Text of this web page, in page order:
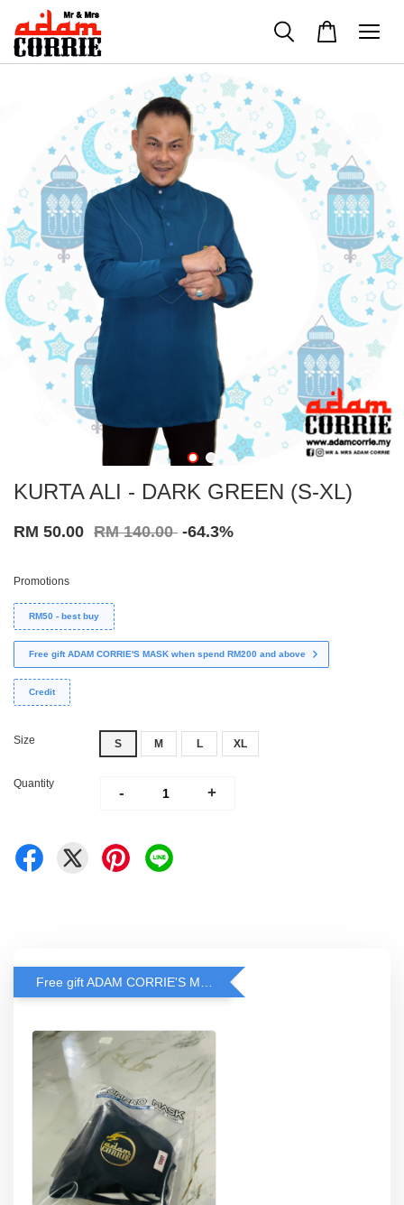
KURTA ALI - DARK GREEN (S-XL)
RM 50.00 RM 140.00 -64.3%
Promotions
RM50 - best buy
Free gift ADAM CORRIE'S MASK when spend RM200 and above
Credit
Size S M L XL
Quantity
- +